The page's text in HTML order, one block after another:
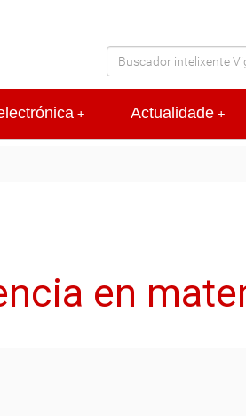
+ +
Actualidade
en